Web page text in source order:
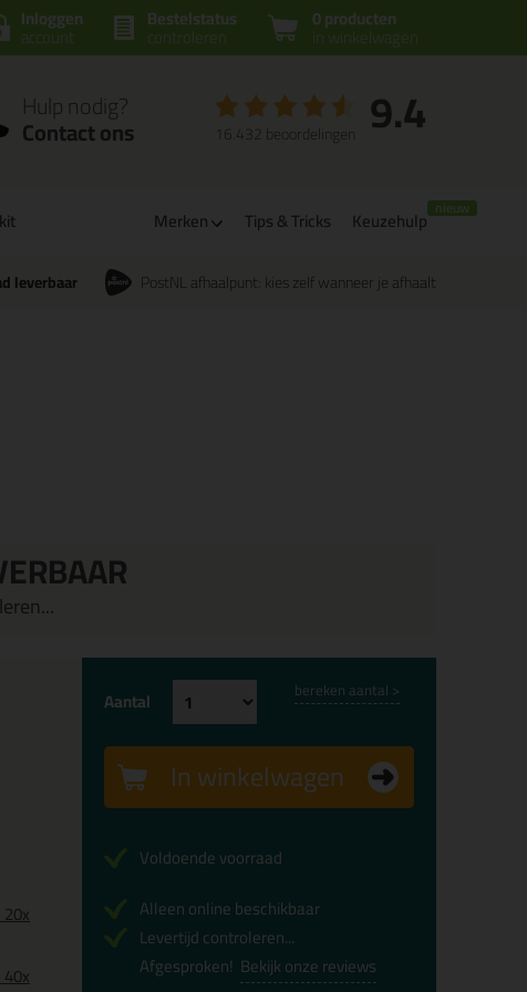
0 producten
in winkelwagen
Bestelstatus
controleren
Inloggen
account
Hulp nodig?
Contact ons 9.4
16.432 beoordelingen
Merken Tips & Tricks Keuzehulp
leverbaar PostNL afhaalpunt: kies zelf wanneer je afhaalt
Aantal bereken aantal >
In winkelwagen
Voldoende voorraad
Alleen online beschikbaar
Levertijd controleren...
Afgesproken! Bekijk onze reviews